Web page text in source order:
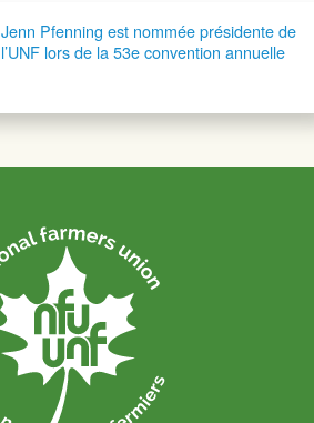
Jenn Pfenning est nommée présidente de
l’UNF lors de la 53e convention annuelle